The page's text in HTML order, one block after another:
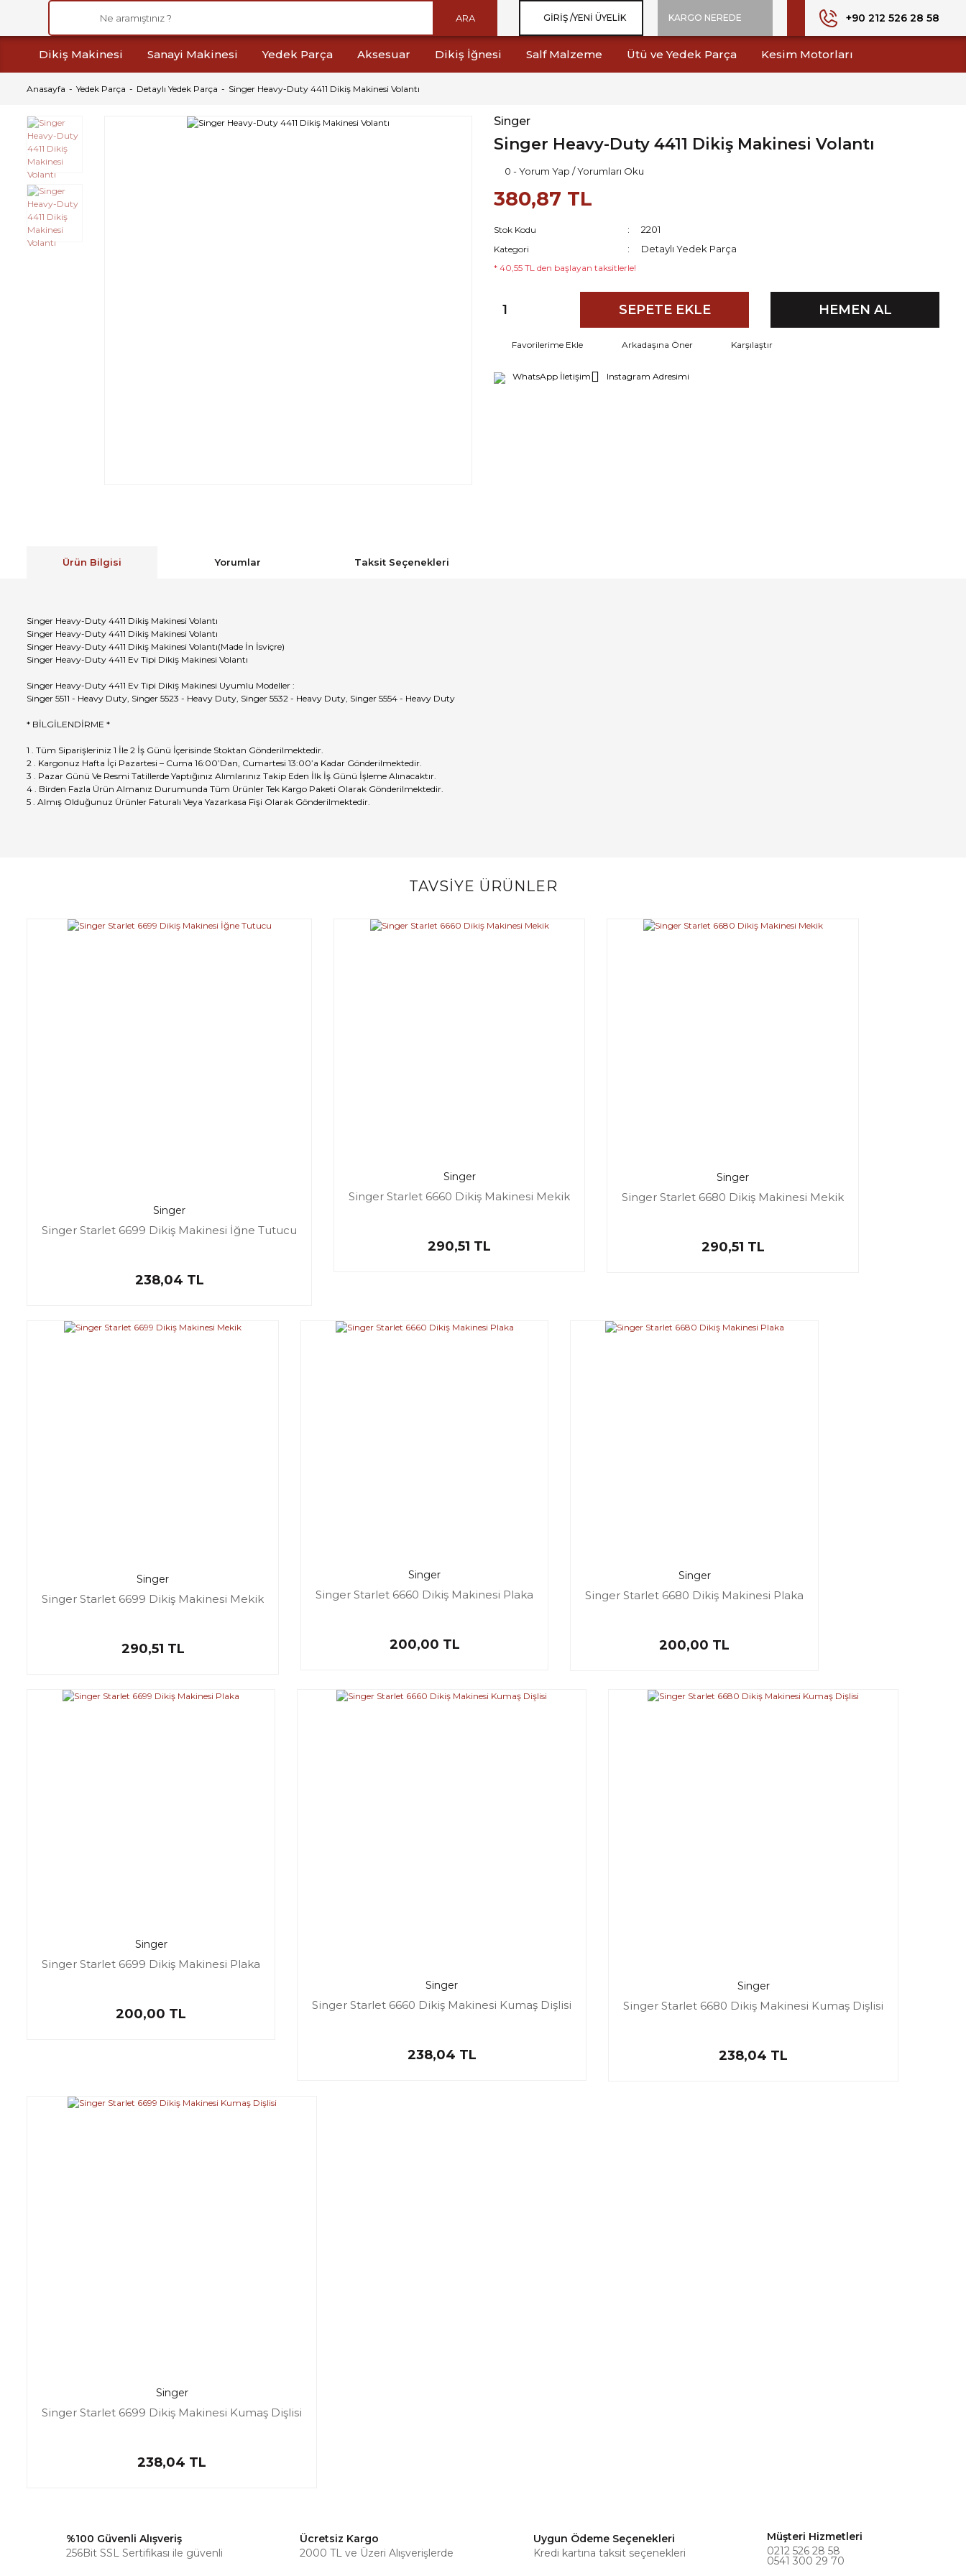
ARA GIRIŞ /YENI ÜYELIK KARGO NEREDE +90 212 526 28 58
Dikiş Makinesi Sanayi Makinesi Yedek Parça Aksesuar Dikiş İğnesi Salf Malzeme Ütü ve Yedek Parça Kesim Motorları
Anasayfa Yedek Parça Detaylı Yedek Parça Singer Heavy-Duty 4411 Dikiş Makinesi Volantı
Singer
Singer Heavy-Duty 4411 Dikiş Makinesi Volantı
0 - Yorum Yap / Yorumları Oku
380,87 TL
Stok Kodu 2201
Kategori Detaylı Yedek Parça
* 40,55 TL den başlayan taksitlerle!
SEPETE EKLE HEMEN AL
Arkadaşına Öner Karşılaştır
WhatsApp İletişim Instagram Adresimi
Ürün Bilgisi Yorumlar Taksit Seçenekleri
Singer Heavy-Duty 4411 Dikiş Makinesi Volantı
Singer Heavy-Duty 4411 Dikiş Makinesi Volantı
Singer Heavy-Duty 4411 Dikiş Makinesi Volantı(Made İn İsviçre)
Singer Heavy-Duty 4411 Ev Tipi Dikiş Makinesi Volantı
Singer Heavy-Duty 4411 Ev Tipi Dikiş Makinesi Uyumlu Modeller :
Singer 5511 - Heavy Duty, Singer 5523 - Heavy Duty, Singer 5532 - Heavy Duty, Singer 5554 - Heavy Duty
* BİLGİLENDİRME *
1 . Tüm Siparişleriniz 1 İle 2 İş Günü İçerisinde Stoktan Gönderilmektedir.
2 . Kargonuz Hafta İçi Pazartesi – Cuma 16:00’Dan, Cumartesi 13:00’a Kadar Gönderilmektedir.
3 . Pazar Günü Ve Resmi Tatillerde Yaptığınız Alımlarınız Takip Eden İlk İş Günü İşleme Alınacaktır.
4 . Birden Fazla Ürün Almanız Durumunda Tüm Ürünler Tek Kargo Paketi Olarak Gönderilmektedir.
5 . Almış Olduğunuz Ürünler Faturalı Veya Yazarkasa Fişi Olarak Gönderilmektedir.
Bu ürüne ilk yorumu siz yapın!
TAVSİYE ÜRÜNLER
Singer
Singer Starlet 6699 Dikiş Makinesi İğne Tutucu
238,04 TL
Singer
Singer Starlet 6660 Dikiş Makinesi Mekik
290,51 TL
Singer
Singer Starlet 6680 Dikiş Makinesi Mekik
290,51 TL
Singer
Singer Starlet 6699 Dikiş Makinesi Mekik
290,51 TL
Singer
Singer Starlet 6660 Dikiş Makinesi Plaka
200,00 TL
Singer
Singer Starlet 6680 Dikiş Makinesi Plaka
200,00 TL
Singer
Singer Starlet 6699 Dikiş Makinesi Plaka
200,00 TL
Singer
Singer Starlet 6660 Dikiş Makinesi Kumaş Dişlisi
238,04 TL
Singer
Singer Starlet 6680 Dikiş Makinesi Kumaş Dişlisi
238,04 TL
Singer
Singer Starlet 6699 Dikiş Makinesi Kumaş Dişlisi
238,04 TL
%100 Güvenli Alışveriş
256Bit SSL Sertifikası ile güvenli
Ücretsiz Kargo
2000 TL ve Üzeri Alışverişlerde
Uygun Ödeme Seçenekleri
Kredi kartına taksit seçenekleri
Müşteri Hizmetleri
0212 526 28 58
0541 300 29 70